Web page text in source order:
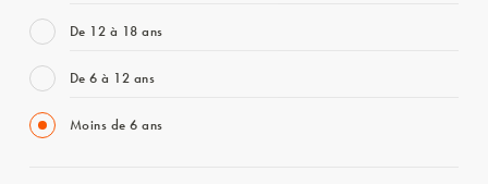
De 12 à 18 ans
De 6 à 12 ans
Moins de 6 ans